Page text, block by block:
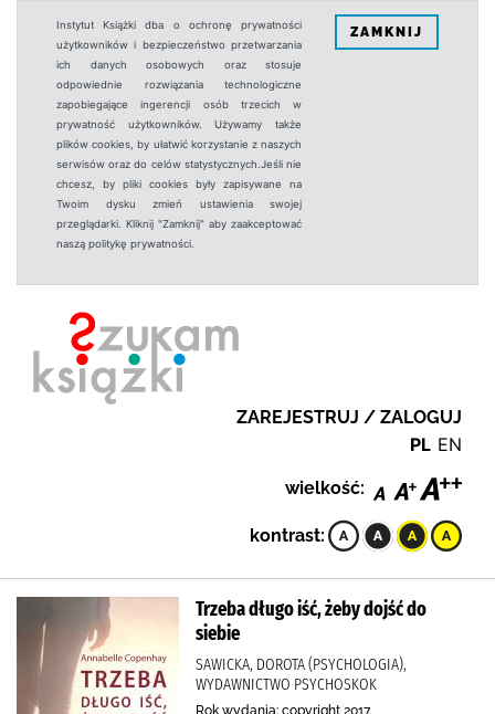
Instytut Książki dba o ochronę prywatności
użytkowników i bezpieczeństwo przetwarzania
ich danych osobowych oraz stosuje
odpowiednie rozwiązania technologiczne
zapobiegające ingerencji osób trzecich w
prywatność użytkowników. Używamy także
plików cookies, by ułatwić korzystanie z naszych
serwisów oraz do celów statystycznych.Jeśli nie
chcesz, by pliki cookies były zapisywane na
Twoim dysku zmień ustawienia swojej
przeglądarki. Kliknij "Zamknij" aby zaakceptować
naszą politykę prywatności.
ZAMKNIJ
ZAREJESTRUJ / ZALOGUJ
PL EN
wielkość:
kontrast:
Trzeba długo iść, żeby dojść do
siebie
SAWICKA, DOROTA (PSYCHOLOGIA),
WYDAWNICTWO PSYCHOSKOK
Rok wydania: copyright 2017.